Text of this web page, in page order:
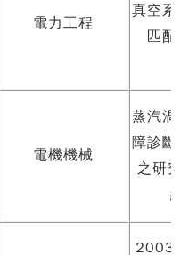
電力工程
真空系
匹配
電機機械
蒸汽渦
障診斷
之研究
網
2003